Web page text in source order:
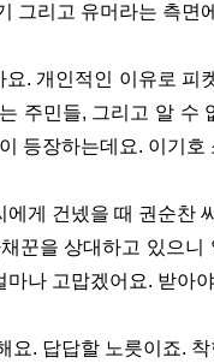
그리고 유머라는 측면
. 개인적인 이유로 피
주민들, 그리고 알 수
등장하는데요. 이기
게 건넸을 때 권순찬
꾼을 상대하고 있으
나 고맙겠어요. 받아
요. 답답할 노릇이죠.